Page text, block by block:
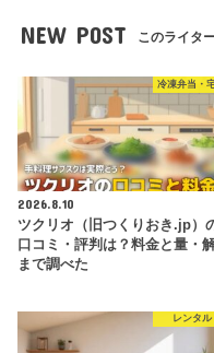
NEW POST このライタ
冷凍弁当・
2026.8.10
ツクリオ（旧つくりおき.jp）
口コミ・評判は？料金と量・
まで調べた
レンタル